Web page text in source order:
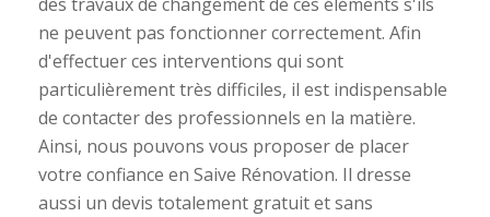
ne peuvent pas fonctionner correctement. Afin
d'effectuer ces interventions qui sont
particulièrement très difficiles, il est indispensable
de contacter des professionnels en la matière.
Ainsi, nous pouvons vous proposer de placer
votre confiance en Saive Rénovation. Il dresse
aussi un devis totalement gratuit et sans